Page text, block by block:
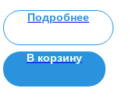
Подробнее
В корзину